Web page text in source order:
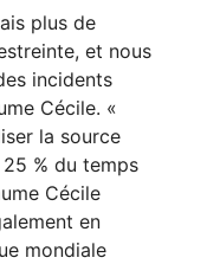
plus de
et nous
incidents
Cécile. «
la source
% du temps
Cécile
en
mondiale